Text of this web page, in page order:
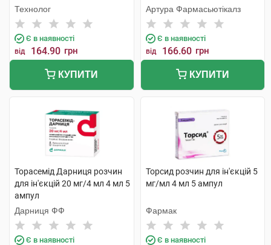
Технолог
Є в наявності
від 164.90 грн
КУПИТИ
Артура Фармасьютікалз
Є в наявності
від 166.60 грн
КУПИТИ
Торасемід Дарниця розчин
для ін'єкцій 20 мг/4 мл 4 мл 5
ампул
Дарниця ФФ
Є в наявності
Торсид розчин для ін'єкцій 5
мг/мл 4 мл 5 ампул
Фармак
Є в наявності